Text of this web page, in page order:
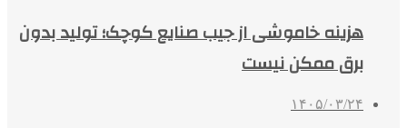
هزینه خاموشی از جیب صنایع کوچک؛ تولید بدون
برق ممکن نیست
۱۴۰۵/۰۳/۲۴